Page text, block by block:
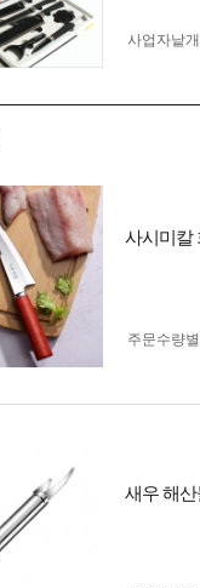
사업자 낱
사시미칼
주문수량
새우 해산